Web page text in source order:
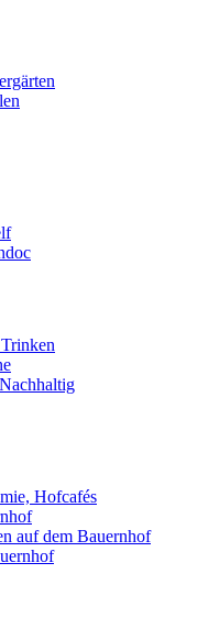
Hofcafés
auf dem Bauernhof